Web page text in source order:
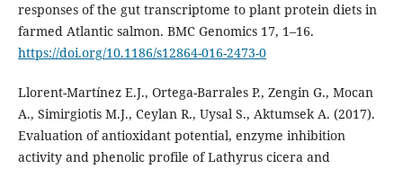
responses of the gut transcriptome to plant protein diets in
farmed Atlantic salmon. BMC Genomics 17, 1–16.
https://doi.org/10.1186/s12864-016-2473-0
Llorent-Martínez E.J., Ortega-Barrales P., Zengin G., Mocan
A., Simirgiotis M.J., Ceylan R., Uysal S., Aktumsek A. (2017).
Evaluation of antioxidant potential, enzyme inhibition
activity and phenolic profile of Lathyrus cicera and